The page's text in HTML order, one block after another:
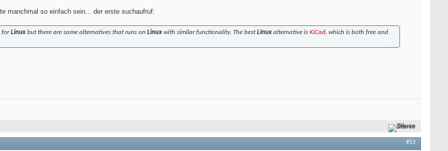
manchmal so einfach sein... der erste suchaufruf:
forLinux but there are some alternatives that runs on Linux with similar functionality. The bestLinux alternative is KiCad, which is both free and
Zitieren
#13